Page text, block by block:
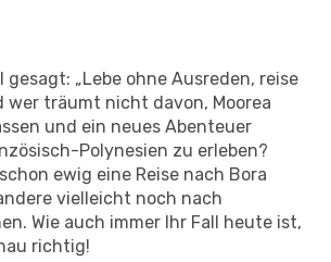
„Lebe ohne Ausreden, reise
wer träumt nicht davon, Moorea
und ein neues Abenteuer
Polynesien zu erleben?
ewig eine Reise nach Bora
vielleicht noch nach
Wie auch immer Ihr Fall heute ist,
richtig!